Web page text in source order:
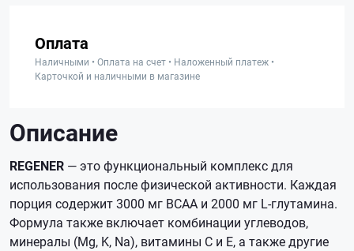
Оплата
Наличными • Оплата на счет • Наложенный платеж •
Карточкой и наличными в магазине
Описание
REGENER — это функциональный комплекс для
использования после физической активности. Каждая
порция содержит 3000 мг BCAA и 2000 мг L-глутамина.
Формула также включает комбинации углеводов,
минералы (Mg, K, Na), витамины С и Е, а также другие